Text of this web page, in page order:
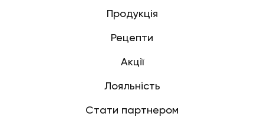
Продукція
Рецепти
Акції
Лояльність
Стати партнером